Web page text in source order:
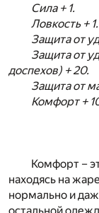
Сила + 1.
Ловкость + 1.
Защита от
Защита от
доспехов) + 20.
Защита от
Комфорт +
Комфорт –
находясь на
нормально и